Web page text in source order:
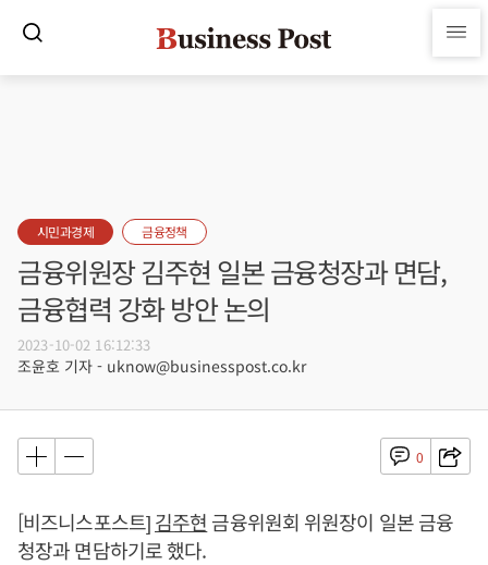
시민과경제 금융정책
금융위원장 김주현 일본 금융청장과 면담,
금융협력 강화 방안 논의
2023-10-02 16:12:33
조윤호 기자 - uknow@businesspost.co.kr
0
[비즈니스포스트]김주현 금융위원회 위원장이 일본 금융
청장과 면담하기로 했다.